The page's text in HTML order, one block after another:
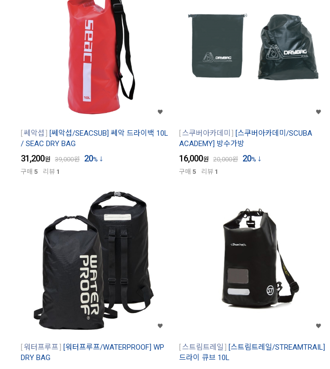
쎄악섭
[쎄악섭/SEACSUB] 쎄악 드라이백 10L
/ SEAC DRY BAG
31,200원 39,000원 20%
구매 5 리뷰 1
스쿠버아카데미
[스쿠버아카데미/SCUBA
ACADEMY] 방수가방
16,000원 20,000원 20%
구매 5 리뷰 1
워터프루프
[워터프루프/WATERPROOF] WP
DRY BAG
스트림트레일
[스트림트레일/STREAMTRAIL]
드라이 큐브 10L